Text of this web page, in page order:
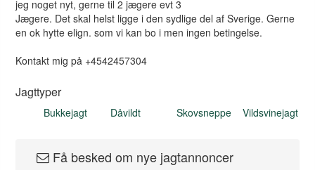
jeg noget nyt, gerne til 2 jægere evt 3
Jægere. Det skal helst ligge i den sydlige del af Sverige. Gerne
en ok hytte elign. som vi kan bo i men ingen betingelse.
Kontakt mig på +4542457304
Jagttyper
Bukkejagt Dåvildt Skovsneppe Vildsvinejagt
Få besked om nye jagtannoncer